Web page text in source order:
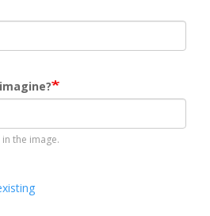
the image.